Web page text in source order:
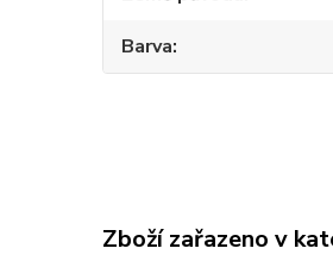
Barva
Zboží zařazeno v